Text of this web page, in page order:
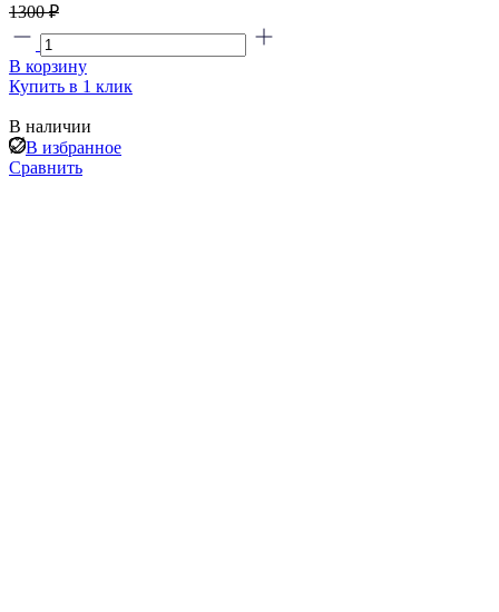
1300 ₽
В корзину
Купить в 1 клик
В наличии
В избранное
Сравнить